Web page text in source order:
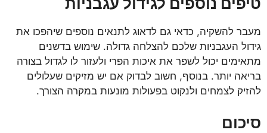
מעבר להשקיה, כדאי גם לדאוג לתנאים נוספים שיהפכו את
גידול העגבניות שלכם להצלחה גדולה. שימוש בדשנים
מתאימים יכול לשפר את איכות הפרי ולעזור לו לגדול בצורה
בריאה יותר. בנוסף, חשוב לבדוק אם יש מזיקים שעלולים
להזיק לצמחים ולנקוט בפעולות מונעות במקרה הצורך.
סיכום